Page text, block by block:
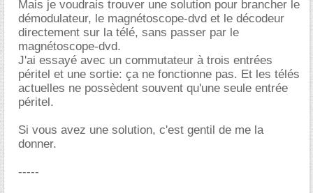
Mais je voudrais trouver une solution pour brancher le
démodulateur, le magnétoscope-dvd et le décodeur
directement sur la télé, sans passer par le
magnétoscope-dvd.
J'ai essayé avec un commutateur à trois entrées
péritel et une sortie: ça ne fonctionne pas. Et les télés
actuelles ne possèdent souvent qu'une seule entrée
péritel.
Si vous avez une solution, c'est gentil de me la
donner.
-----